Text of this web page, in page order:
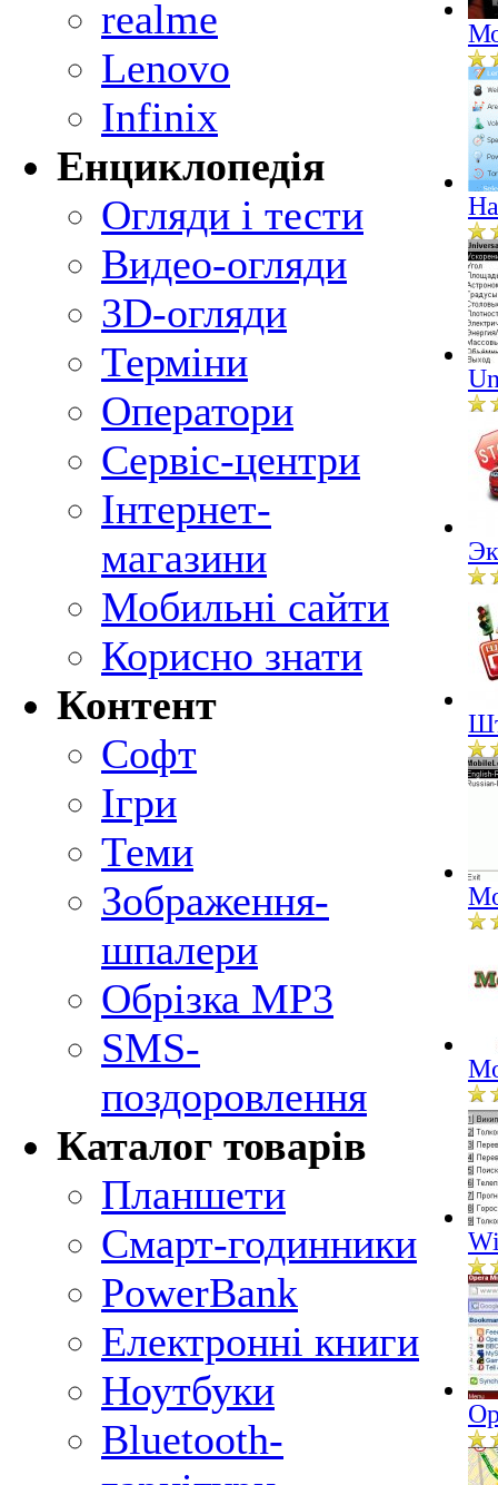
realme
Lenovo
Infinix
Енциклопедія
Огляди і тести
Видео-огляди
3D-огляди
Терміни
Оператори
Сервіс-центри
Інтернет-
магазини
Мобильні сайти
Корисно знати
Контент
Софт
Ігри
Теми
Зображення-
шпалери
Обрізка MP3
SMS-
поздоровлення
Каталог товарів
Планшети
Смарт-годинники
PowerBank
Електронні книги
Ноутбуки
Bluetooth-